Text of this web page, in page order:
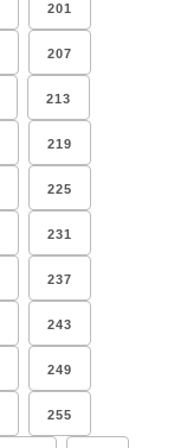
201
207
213
219
225
231
237
243
249
255